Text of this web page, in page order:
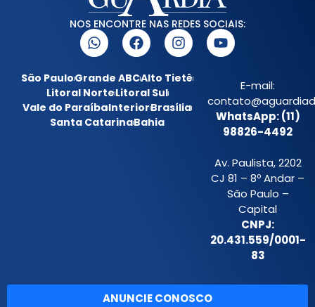
NOS ENCONTRE NAS REDES SOCIAIS:
São PauloGrande ABCAlto Tietê
Litoral NorteLitoral Sul
Vale do ParaíbaInteriorBrasília
Santa CatarinaBahia
E-mail:
WhatsApp: (11)
98826-4492
Av. Paulista, 2202
CJ 81 – 8º Andar –
São Paulo –
Capital
CNPJ:
20.431.559/0001-
83
ANUNCIE CONOSCO